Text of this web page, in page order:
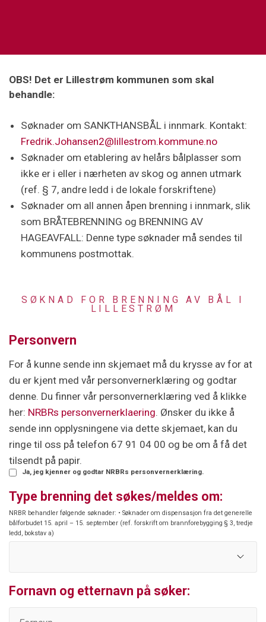
OBS! Det er Lillestrøm kommunen som skal
behandle:
Søknader om SANKTHANSBÅL i innmark. Kontakt:
Fredrik.Johansen2@lillestrom.kommune.no
Søknader om etablering av helårs bålplasser som
ikke er i eller i nærheten av skog og annen utmark
(ref. § 7, andre ledd i de lokale forskriftene)
Søknader om all annen åpen brenning i innmark, slik
som BRÅTEBRENNING og BRENNING AV
HAGEAVFALL: Denne type søknader må sendes til
kommunens postmottak.
SØKNAD FOR BRENNING AV BÅL I
LILLESTRØM
Personvern
For å kunne sende inn skjemaet må du krysse av for at
du er kjent med vår personvernerklæring og godtar
denne. Du finner vår personvernerklæring ved å klikke
her: NRBRs personvernerklaering. Ønsker du ikke å
sende inn opplysningene via dette skjemaet, kan du
ringe til oss på telefon 67 91 04 00 og be om å få det
tilsendt på papir.
Ja, jeg kjenner og godtar NRBRs personvernerklæring.
Type brenning det søkes/meldes om:
NRBR behandler følgende søknader: • Søknader om dispensasjon fra det generelle
bålforbudet 15. april – 15. september (ref. forskrift om brannforebygging § 3, tredje
ledd, bokstav a)
Fornavn og etternavn på søker: